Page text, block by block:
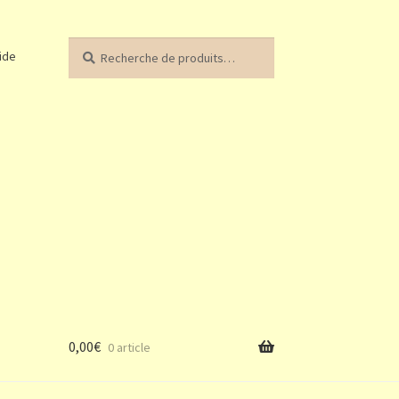
pour :
0,00€ 0 article